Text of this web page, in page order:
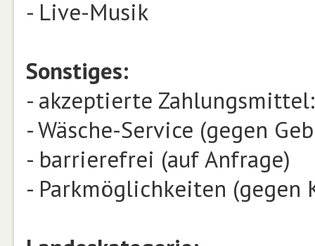
- Live-Musik
Sonstiges:
- akzeptierte
- Wäsche-Service (gegen
- barrierefrei (auf Anfrage)
- Parkmöglichkeiten (gegen